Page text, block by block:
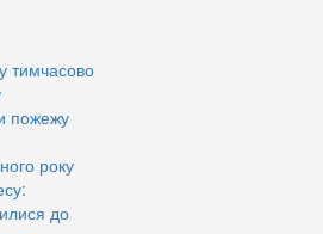
тимчасово
пожежу
року
до